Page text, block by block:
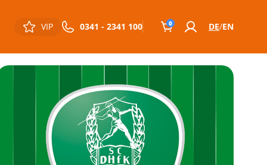
VIP 0341 - 2341 100 0 DE EN